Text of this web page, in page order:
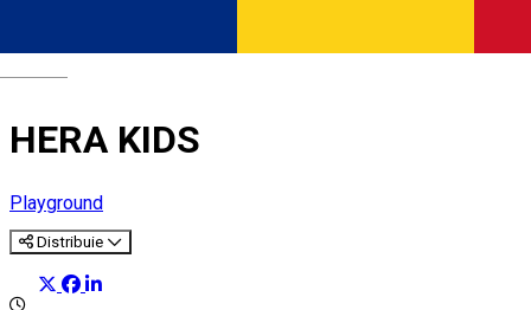
HERA KIDS
Playground
Distribuie